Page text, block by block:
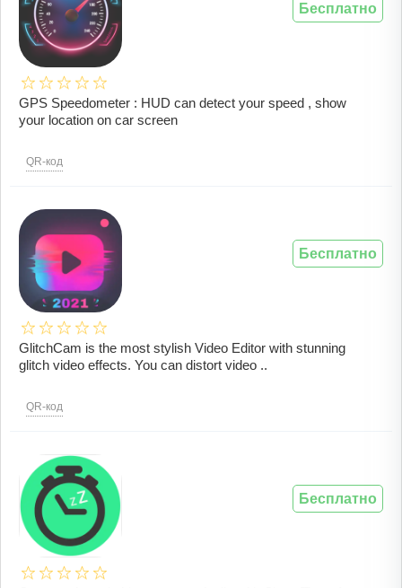
GPS Speedometer : HUD can detect your speed , show
your location on car screen
QR-код
Бесплатно
GlitchCam is the most stylish Video Editor with stunning
glitch video effects. You can distort video ..
QR-код
Бесплатно
Бесплатно